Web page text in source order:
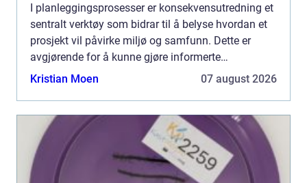
I planleggingsprosesser er konsekvensutredning et
sentralt verktøy som bidrar til å belyse hvordan et
prosjekt vil påvirke miljø og samfunn. Dette er
avgjørende for å kunne gjøre informerte
beslutninger s...
Kristian Moen 07 august 2026